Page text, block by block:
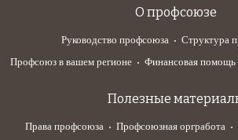
О профсоюзе
Руководство профсоюза
Структура
Профсоюз в вашем регионе
Финансовая помощь
Полезные
Права профсоюза Профсоюзная оргработа